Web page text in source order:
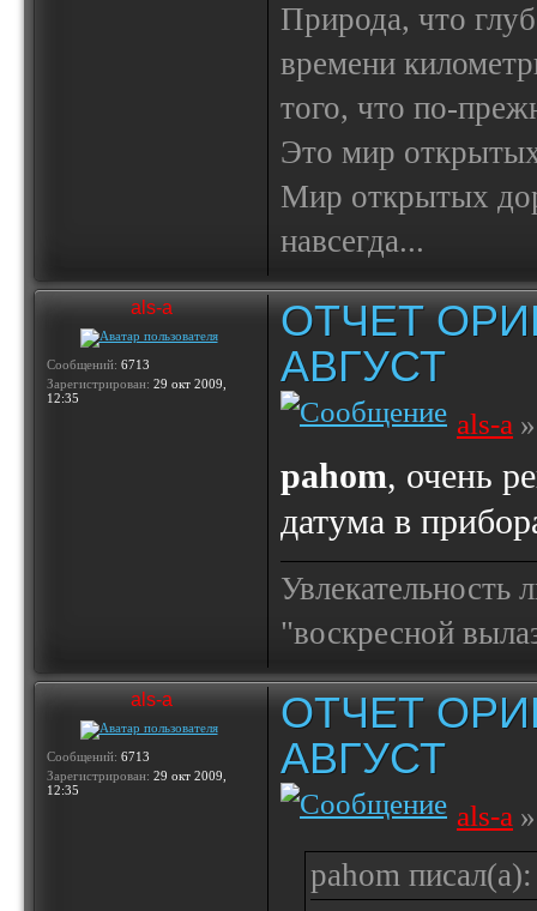
Природа, что
времени
того, что по-
Это мир
Мир открытых
навсегда...
als-a
Сообщений: 6713
Зарегистрирован: 29 окт 2009,
12:35
ОТЧЕТ
АВГУСТ
als-a
pahom, очень
датума в
Увлекательность
"воскресной
als-a
Сообщений: 6713
Зарегистрирован: 29 окт 2009,
12:35
ОТЧЕТ
АВГУСТ
als-a
pahom писал(а):